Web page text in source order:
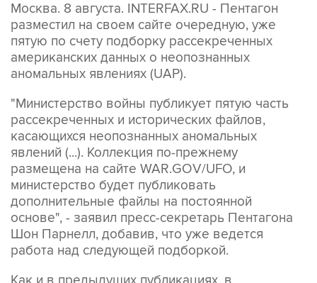
Москва. 8 августа. INTERFAX.RU - Пентагон
разместил на своем сайте очередную, уже
пятую по счету подборку рассекреченных
американских данных о неопознанных
аномальных явлениях (UAP).
"Министерство войны публикует пятую часть
рассекреченных и исторических файлов,
касающихся неопознанных аномальных
явлений (...). Коллекция по-прежнему
размещена на сайте WAR.GOV/UFO, и
министерство будет публиковать
дополнительные файлы на постоянной
основе", - заявил пресс-секретарь Пентагона
Шон Парнелл, добавив, что уже ведется
работа над следующей подборкой.